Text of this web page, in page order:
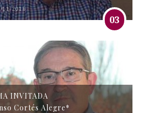
11/2016
03
INVITADA
Cortés Alegre*